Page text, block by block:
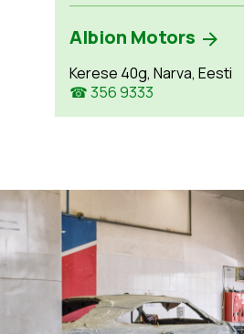
Albion Motors
Kerese 40g, Narva, Eesti
☎ 356 9333